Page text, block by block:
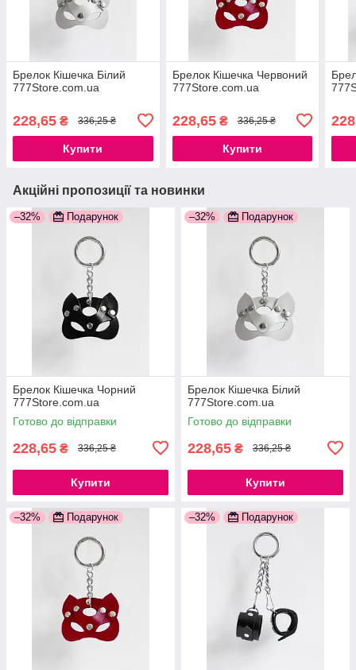
Брелок Кішечка Білий
777Store.com.ua
228,65 ₴ 336,25 ₴
Купити
Брелок Кішечка Червоний
777Store.com.ua
228,65₴ 336,25 ₴
Купити
Акційні пропозиції та новинки
–32% Подарунок
Брелок Кішечка Чорний
777Store.com.ua
Готово до відправки
228,65 ₴ 336,25 ₴
Купити
–32% Подарунок
Брелок Кішечка Білий
777Store.com.ua
Готово до відправки
228,65 ₴ 336,25 ₴
Купити
–32% Подарунок –32% Подарунок